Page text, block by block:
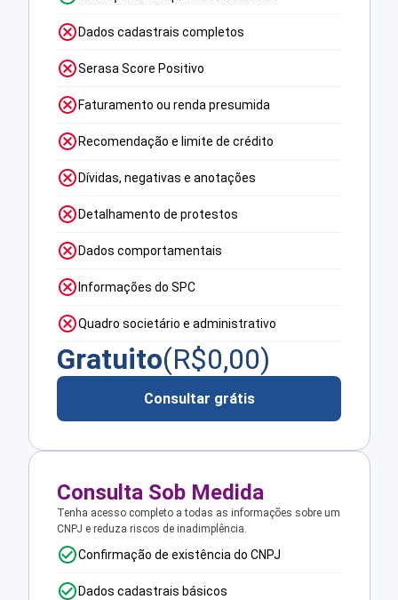
Dados cadastrais completos
Serasa Score Positivo
Faturamento ou renda presumida
Recomendação e limite de crédito
Dívidas, negativas e anotações
Detalhamento de protestos
Dados comportamentais
Informações do SPC
Quadro societário e administrativo
Gratuito(R$0,00)
Consultar grátis
Consulta Sob Medida
Tenha acesso completo a todas as informações sobre um
CNPJ e reduza riscos de inadimplência.
Confirmação de existência do CNPJ
Dados cadastrais básicos